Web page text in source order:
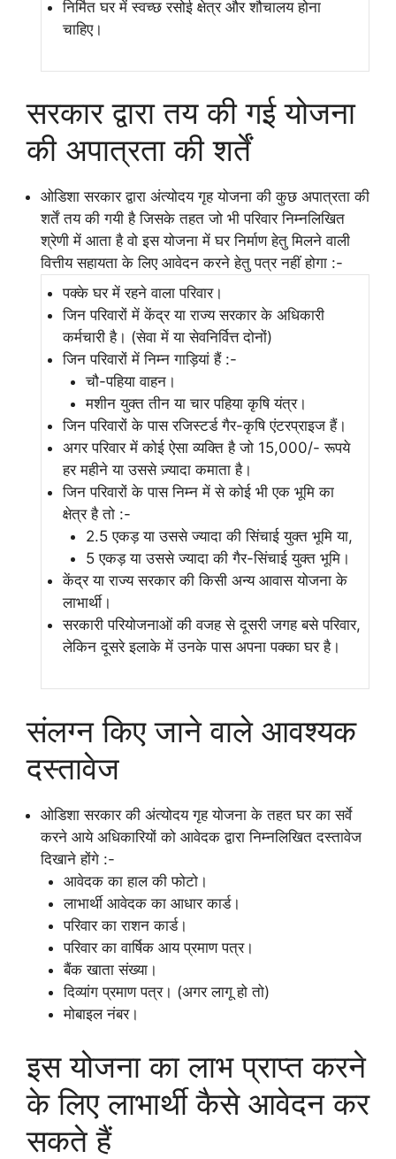
निर्मित घर में स्वच्छ रसोई क्षेत्र और शौचालय होना
चाहिए।
सरकार द्वारा तय की गई योजना
की अपात्रता की शर्तें
ओडिशा सरकार द्वारा अंत्योदय गृह योजना की कुछ अपात्रता की
शर्तें तय की गयी है जिसके तहत जो भी परिवार निम्नलिखित
श्रेणी में आता है वो इस योजना में घर निर्माण हेतु मिलने वाली
वित्तीय सहायता के लिए आवेदन करने हेतु पत्र नहीं होगा :-
पक्के घर में रहने वाला परिवार।
जिन परिवारों में केंद्र या राज्य सरकार के अधिकारी
कर्मचारी है। (सेवा में या सेवनिर्वित्त दोनों)
जिन परिवारों में निम्न गाड़ियां हैं :-
चौ-पहिया वाहन।
मशीन युक्त तीन या चार पहिया कृषि यंत्र।
जिन परिवारों के पास रजिस्टर्ड गैर-कृषि एंटरप्राइज हैं।
अगर परिवार में कोई ऐसा व्यक्ति है जो 15,000/- रूपये
हर महीने या उससे ज़्यादा कमाता है।
जिन परिवारों के पास निम्न में से कोई भी एक भूमि का
क्षेत्र है तो :-
2.5 एकड़ या उससे ज्यादा की सिंचाई युक्त भूमि या,
5 एकड़ या उससे ज्यादा की गैर-सिंचाई युक्त भूमि।
केंद्र या राज्य सरकार की किसी अन्य आवास योजना के
लाभार्थी।
सरकारी परियोजनाओं की वजह से दूसरी जगह बसे परिवार,
लेकिन दूसरे इलाके में उनके पास अपना पक्का घर है।
संलग्न किए जाने वाले आवश्यक
दस्तावेज
ओडिशा सरकार की अंत्योदय गृह योजना के तहत घर का सर्वे
करने आये अधिकारियों को आवेदक द्वारा निम्नलिखित दस्तावेज
दिखाने होंगे :-
आवेदक का हाल की फोटो।
लाभार्थी आवेदक का आधार कार्ड।
परिवार का राशन कार्ड।
परिवार का वार्षिक आय प्रमाण पत्र।
बैंक खाता संख्या।
दिव्यांग प्रमाण पत्र। (अगर लागू हो तो)
मोबाइल नंबर।
इस योजना का लाभ प्राप्त करने
के लिए लाभार्थी कैसे आवेदन कर
सकते हैं